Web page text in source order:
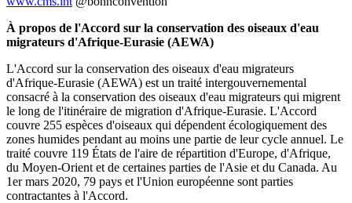
À propos de l'Accord sur la conservation des oiseaux d'eau
migrateurs d'Afrique-Eurasie (AEWA)
L'Accord sur la conservation des oiseaux d'eau migrateurs
d'Afrique-Eurasie (AEWA) est un traité intergouvernemental
consacré à la conservation des oiseaux d'eau migrateurs qui migrent
le long de l'itinéraire de migration d'Afrique-Eurasie. L'Accord
couvre 255 espèces d'oiseaux qui dépendent écologiquement des
zones humides pendant au moins une partie de leur cycle annuel. Le
traité couvre 119 États de l'aire de répartition d'Europe, d'Afrique,
du Moyen-Orient et de certaines parties de l'Asie et du Canada. Au
1er mars 2020, 79 pays et l'Union européenne sont parties
contractantes à l'Accord.